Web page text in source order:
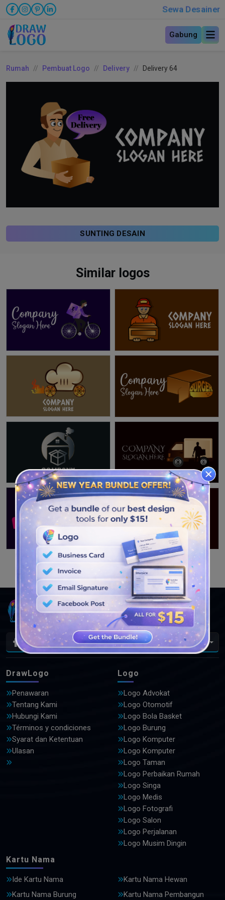
Sewa Desainer
Gabung
Rumah Pembuat Logo Delivery Delivery 64
SUNTING DESAIN
Similar logos
LIHAT DESAIN LEBIH LANJUT
Id
DrawLogo
Penawaran
Tentang Kami
Hubungi Kami
Términos y condiciones
Syarat dan Ketentuan
Ulasan
Logo
Logo Advokat
Logo Otomotif
Logo Bola Basket
Logo Burung
Logo Komputer
Logo Komputer
Logo Taman
Logo Perbaikan Rumah
Logo Singa
Logo Medis
Logo Fotografi
Logo Salon
Logo Perjalanan
Logo Musim Dingin
Kartu Nama
Ide Kartu Nama
Kartu Nama Hewan
Kartu Nama Burung
Kartu Nama Pembangun